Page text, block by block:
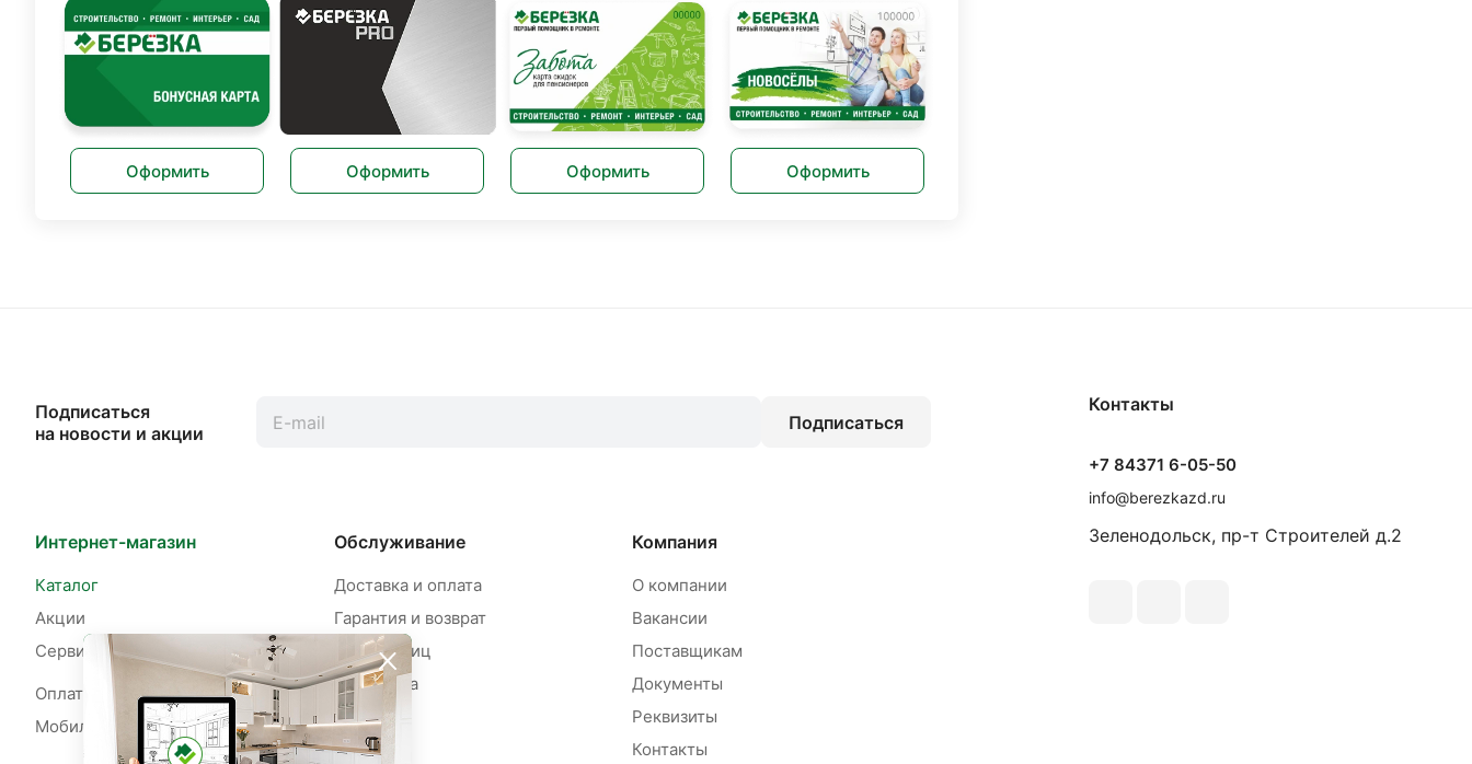
Оформить Оформить Оформить Оформить
Подписаться
на новости и акции
Подписаться
Интернет-магазин
Каталог
Акции
Сервисы
Оплата рассрочки
Мобильное приложение
Обслуживание
Доставка и оплата
Гарантия и возврат
Для юр. лиц
Рассрочка
Компания
О компании
Вакансии
Поставщикам
Документы
Реквизиты
Контакты
Контакты
+7 84371 6-05-50
info@berezkazd.ru
Зеленодольск, пр-т Строителей д.2